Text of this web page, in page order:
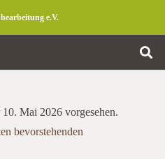
e.V.
Mai 2026 vorgesehen.
bevorstehenden